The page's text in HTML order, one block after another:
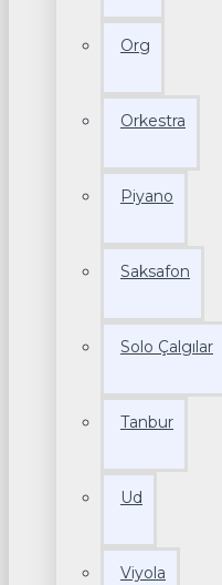
Org
Orkestra
Piyano
Saksafon
Solo Çalgılar
Tanbur
Ud
Viyola